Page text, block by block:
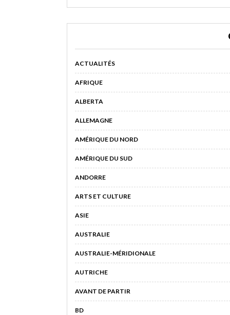
ACTUALITÉS
AFRIQUE
ALBERTA
ALLEMAGNE
AMÉRIQUE DU NORD
AMÉRIQUE DU SUD
ANDORRE
ARTS ET CULTURE
ASIE
AUSTRALIE
AUSTRALIE-MÉRIDIONALE
AUTRICHE
AVANT DE PARTIR
BD